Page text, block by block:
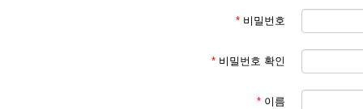
* 비밀번호
* 비밀번호 확인
* 이름